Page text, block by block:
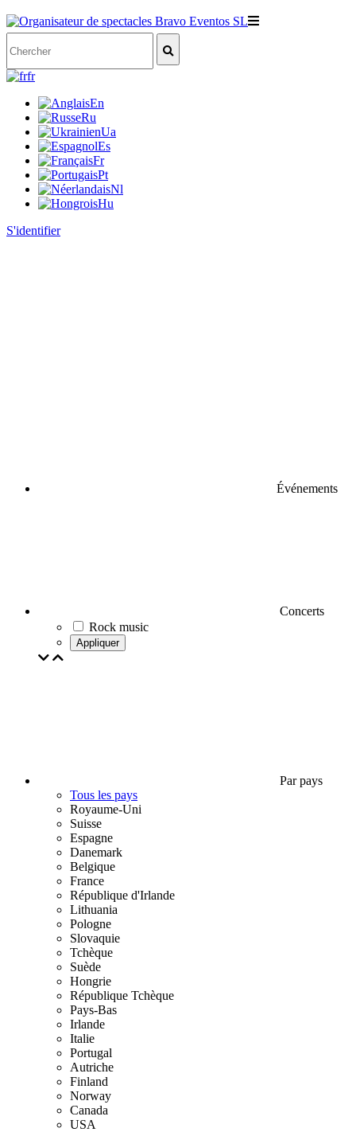
fr
En
Ru
Ua
Es
Fr
Pt
Nl
Hu
S'identifier
Événements
Concerts
Rock music
Appliquer
Par pays
Tous les pays
Royaume-Uni
Suisse
Espagne
Danemark
Belgique
France
République d'Irlande
Lithuania
Pologne
Slovaquie
Tchèque
Suède
Hongrie
République Tchèque
Pays-Bas
Irlande
Italie
Portugal
Autriche
Finland
Norway
Canada
USA